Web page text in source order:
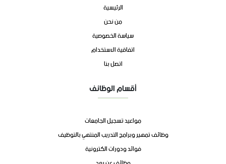
الرئيسية
من نحن
سياسة الخصوصية
اتفاقية الاستخدام
اتصل بنا
أقسام الوظائف
مواعيد تسجيل الجامعات
وظائف تمهير وبرامج التدريب المنتهي بالتوظيف
فوائد ودورات الكترونية